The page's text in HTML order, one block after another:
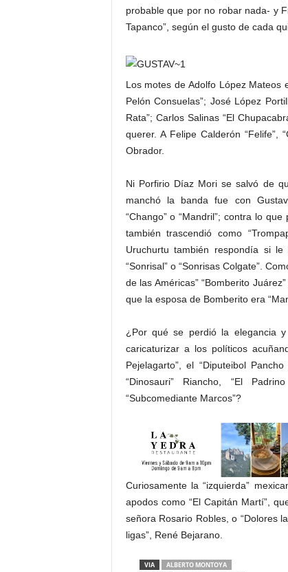
probable que por no robar nada- y
Tapanco”, según el gusto de cada
Los motes de Adolfo López Mateos
Pelón Consuelas”; José López
Rata”; Carlos Salinas “El
querer. A Felipe Calderón “Felife”,
Obrador.
Ni Porfirio Díaz Mori se salvó de
manchó la banda fue con
“Chango” o “Mandril”; contra lo
también trascendió como
Uruchurtu también respondía si
“Sonrisal” o “Sonrisas Colgate”.
de las Américas” “Bomberito
que la esposa de Bomberito era
¿Por qué se perdió la elegancia
caricaturizar a los políticos
Pejelagarto”, el “Diputeibol
“Dinosauri” Riancho, “El
“Subcomediante Marcos”?
Curiosamente la “izquierda”
apodos como “El Capitán Martí”,
señora Rosario Robles, o “Dolores
ligas”, René Bejarano.
VIA
ALBERTO MONTOYA